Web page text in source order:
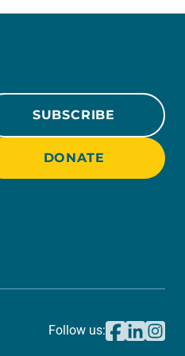
SUBSCRIBE
DONATE
Follow us: